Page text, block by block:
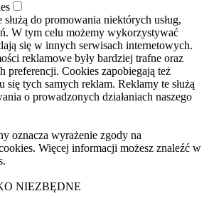
do promowania niektórych usług,
W tym celu możemy wykorzystywać
się w innych serwisach internetowych.
reklamowe były bardziej trafne oraz
preferencji. Cookies zapobiegają też
tych samych reklam. Reklamy te służą
o prowadzonych działaniach naszego
oznacza wyrażenie zgody na
Więcej informacji możesz znaleźć w
NIEZBĘDNE